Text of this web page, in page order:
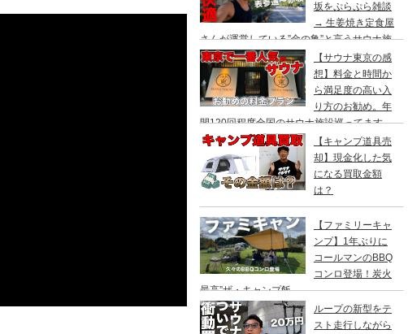
坂をぷらぷら雑談
→ 生姜焼き定食屋
さんが運営している”金の亀”と言うサウナ施
設へ行ってきました。
【サウナ東京の感
想】料金と時間か
ら満足度の高い入
り方のお勧め。年
間120回程度全国のサウナ施設巡ってます。
【キャンプ道具売
却】現金化した気
になる買取金額
は？
【ファミリーキャ
ンプ】1年ぶりに
コールマンのBBQ
コンロ登場！炭火
最高”ザ・キャンプ飯
ループの新型をテ
スト走行しながら